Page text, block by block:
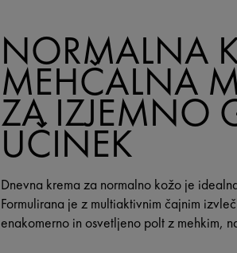
NORMALNA
MEHČALNA
ZA IZJEMNO
UČINEK
Dnevna krema za normalno kožo je
Formulirana je z multiaktivnim čajnim
enakomerno in osvetljeno polt z mehkim,